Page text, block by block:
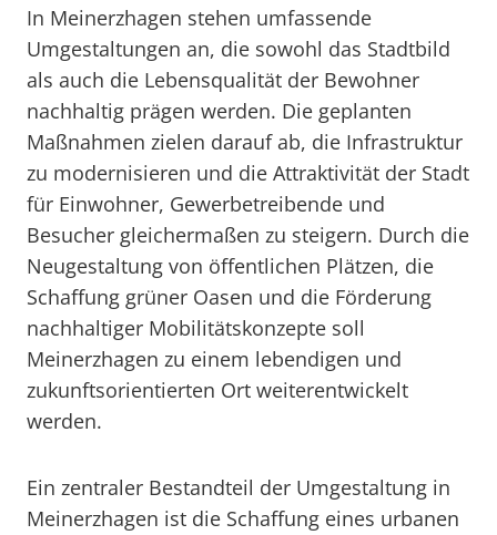
In Meinerzhagen stehen umfassende
Umgestaltungen an, die sowohl das Stadtbild
als auch die Lebensqualität der Bewohner
nachhaltig prägen werden. Die geplanten
Maßnahmen zielen darauf ab, die Infrastruktur
zu modernisieren und die Attraktivität der Stadt
für Einwohner, Gewerbetreibende und
Besucher gleichermaßen zu steigern. Durch die
Neugestaltung von öffentlichen Plätzen, die
Schaffung grüner Oasen und die Förderung
nachhaltiger Mobilitätskonzepte soll
Meinerzhagen zu einem lebendigen und
zukunftsorientierten Ort weiterentwickelt
werden.
Ein zentraler Bestandteil der Umgestaltung in
Meinerzhagen ist die Schaffung eines urbanen